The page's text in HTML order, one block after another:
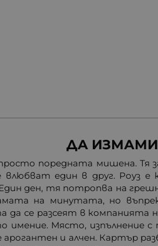
ДА
поредната мишена. Тя
влюбват един в друг. Роуз е
ден, тя потропва на
на минутата, но
се разсеят в компанията
имение. Място, изпълнение
и алчен. Картър